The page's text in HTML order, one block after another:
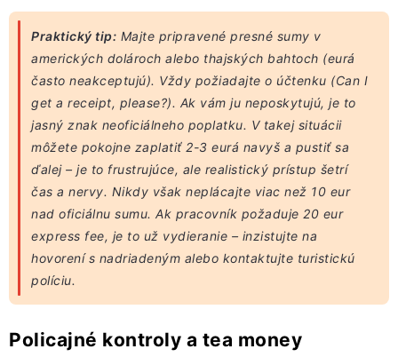
Praktický tip: Majte pripravené presné sumy v
amerických dolároch alebo thajských bahtoch (eurá
často neakceptujú). Vždy požiadajte o účtenku (Can I
get a receipt, please?). Ak vám ju neposkytujú, je to
jasný znak neoficiálneho poplatku. V takej situácii
môžete pokojne zaplatiť 2-3 eurá navyš a pustiť sa
ďalej – je to frustrujúce, ale realistický prístup šetrí
čas a nervy. Nikdy však neplácajte viac než 10 eur
nad oficiálnu sumu. Ak pracovník požaduje 20 eur
express fee, je to už vydieranie – inzistujte na
hovorení s nadriadeným alebo kontaktujte turistickú
políciu.
Policajné kontroly a tea money